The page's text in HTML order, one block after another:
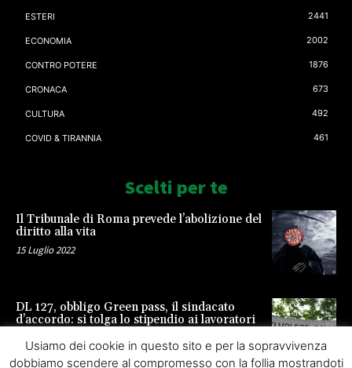
ESTERI 2441
ECONOMIA 2002
CONTRO POTERE 1876
CRONACA 673
CULTURA 492
COVID & TIRANNIA 461
Scelti per te
Il Tribunale di Roma prevede l’abolizione del
diritto alla vita
15 Luglio 2022
DL 127, obbligo Green pass, il sindacato
d’accordo: si tolga lo stipendio ai lavoratori
Usiamo dei cookie in questo sito e per la sopravvivenza
dobbiamo scendere al compromesso con la follia mostrandoti